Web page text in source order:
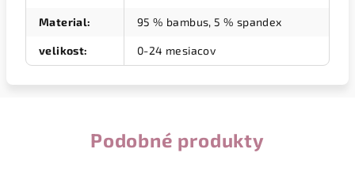
Material: 95 % bambus, 5 % spandex
velikost: 0-24 mesiacov
Podobné produkty